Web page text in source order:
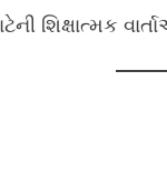
શિક્ષાત્મક